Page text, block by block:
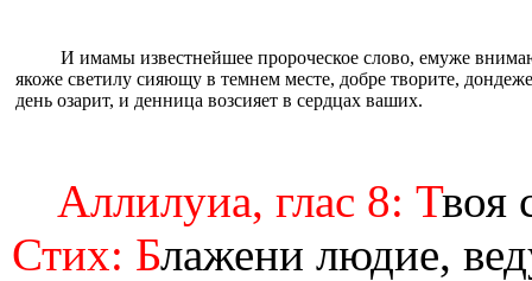
И имамы известнейшее пророческое слово, емуже
якоже светилу сияющу в темнем месте, добре творите, дондеже
день озарит, и денница возсияет в сердцах ваших.
Аллилуиа, глас 8: Твоя
Стих: Блажени людие,